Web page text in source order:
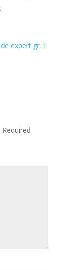
expert gr. II
Required